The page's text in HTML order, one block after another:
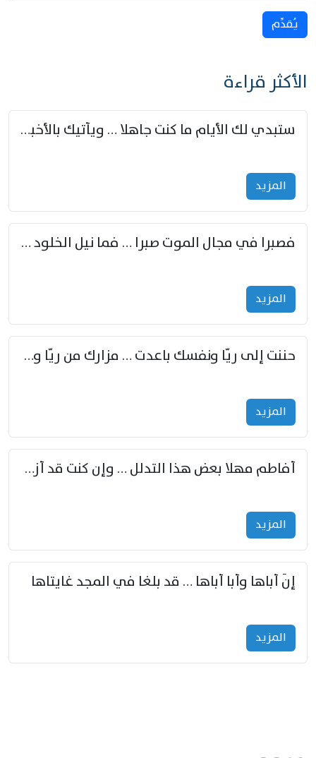
يُقدِّم
الأكثر قراءة
ستبدي لك الأيام ما كنت جاهلا … ويأتيك بالأخبار من لم تزوّد
المزید
فصبرا في مجال الموت صبرا … فما نيل الخلود بمستطاع
المزید
حننت إلى ريّا ونفسك باعدت … مزارك من ريّا وشعباكما معا
المزید
أفاطم مهلا بعض هذا التدلل … وإن كنت قد أزمعت صرمي فأجملي
المزید
إنّ أباها وأبا أباها … قد بلغا في المجد غايتاها
المزید